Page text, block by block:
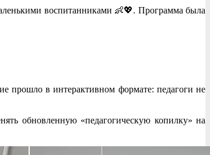
воспитанниками 👶💖. Программа была
прошло в интерактивном формате: педагоги не
обновленную «педагогическую копилку» на